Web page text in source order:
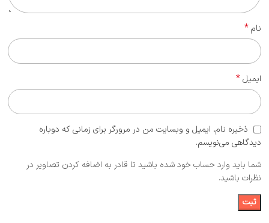
نام*
ایمیل*
ذخیره نام، ایمیل و وبسایت من در مرورگر برای زمانی که دوباره
دیدگاهی می‌نویسم.
شما باید وارد حساب خود شده باشید تا قادر به اضافه کردن تصاویر در
نظرات باشید.